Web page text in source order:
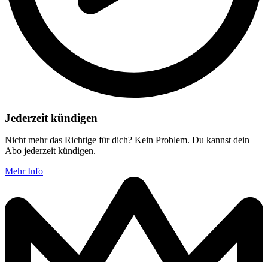
Jederzeit kündigen
Nicht mehr das Richtige für dich? Kein Problem. Du kannst dein
Abo jederzeit kündigen.
Mehr Info